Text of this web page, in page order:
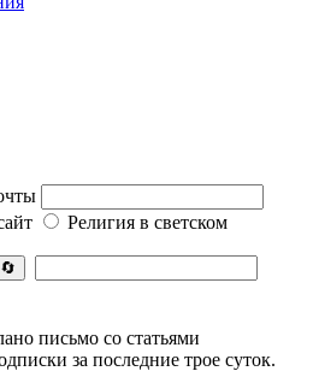
Религия в светском
🔄
письмо со статьями
за последние трое суток.